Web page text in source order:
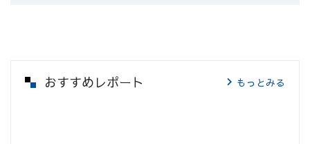
おすすめレポート もっとみる